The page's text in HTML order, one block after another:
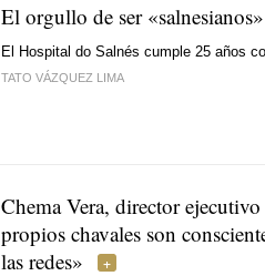
El orgullo de ser «salnesianos»
El Hospital do Salnés cumple 25 años
TATO VÁZQUEZ LIMA
Chema Vera, director
propios chavales son
las redes»